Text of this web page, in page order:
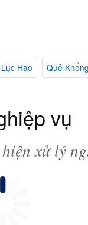
Lục Hào Quẻ
vụ
xử lý